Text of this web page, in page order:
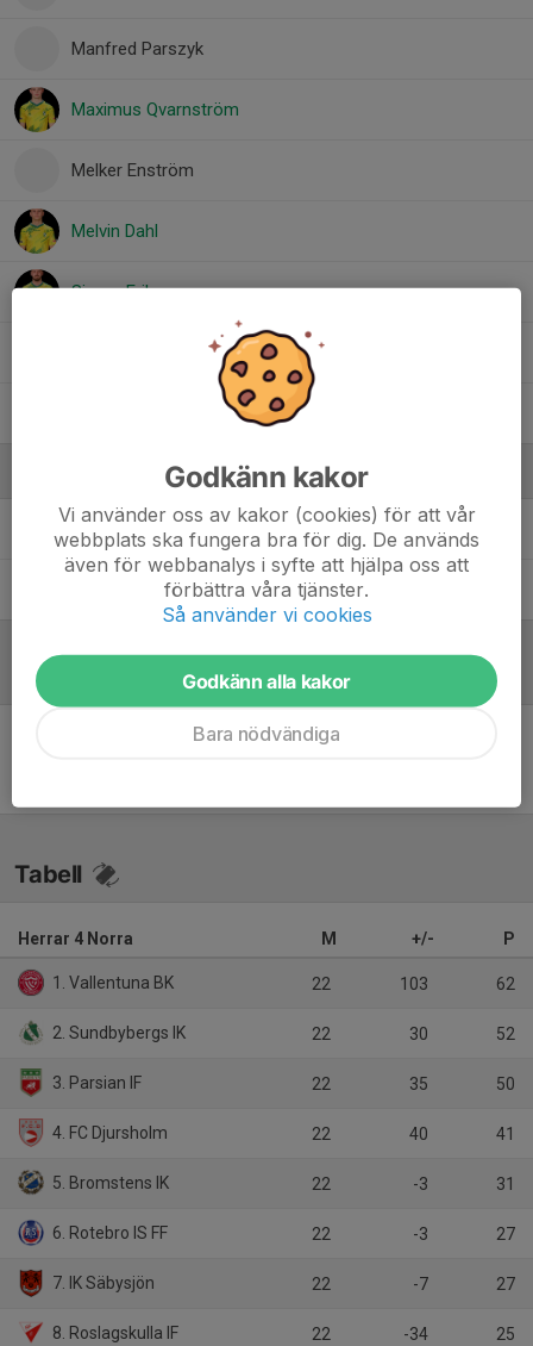
Manfred Parszyk
Maximus Qvarnström
Melker Enström
Melvin Dahl
Simon Eriksson
, U17 Pojk
Joel Zachrisson Huvudtränare
Johanna EggvallLagledare
Referat
Tabell
Herrar 4 Norra M +/- P
1. Vallentuna BK 22 103 62
2. Sundbybergs IK 22 30 52
3. Parsian IF 22 35 50
4. FC Djursholm 22 40 41
5. Bromstens IK 22 -3 31
6. Rotebro IS FF 22 -3 27
7. IK Säbysjön 22 -7 27
8. Roslagskulla IF 22 -34 25
Godkänn kakor
Vi använder oss av kakor (cookies) för att vår
webbplats ska fungera bra för dig. De används
även för webbanalys i syfte att hjälpa oss att
förbättra våra tjänster.
Så använder vi cookies
Godkänn alla kakor
Bara nödvändiga